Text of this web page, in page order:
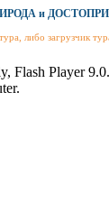
и
либо загрузчик